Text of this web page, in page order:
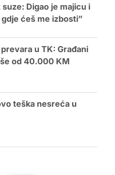
suze: Digao je majicu i
ćeš me izbosti”
u TK: Građani
od 40.000 KM
teška nesreća u